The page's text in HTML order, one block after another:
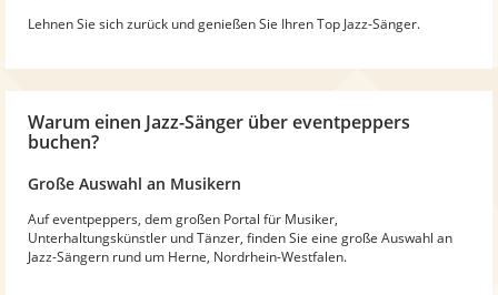
Lehnen Sie sich zurück und genießen Sie Ihren Top Jazz-Sänger.
Warum einen Jazz-Sänger über eventpeppers
buchen?
Große Auswahl an Musikern
Auf eventpeppers, dem großen Portal für Musiker,
Unterhaltungskünstler und Tänzer, finden Sie eine große Auswahl an
Jazz-Sängern rund um Herne, Nordrhein-Westfalen.